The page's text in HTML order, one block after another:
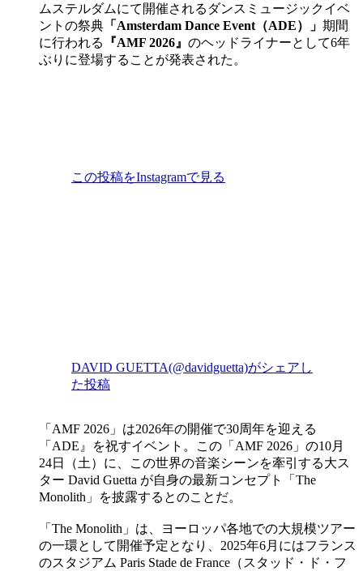
ムステルダムにて開催されるダンスミュージックイベ
ントの祭典 「Amsterdam Dance Event（ADE）」 期間
に行われる
『AMF 2026』 のヘッドライナーとして6年
ぶりに登場することが発表された。
この投稿をInstagramで見る
DAVID GUETTA(@davidguetta)がシェアし
た投稿
「AMF 2026」は2026年の開催で30周年を迎える
「ADE』を祝すイベント。この「AMF 2026」の10月
24日（土）に、この世界の音楽シーンを牽引する大ス
ター David Guetta が自身の最新コンセプト「The
Monolith」を披露するとのことだ。
「The Monolith」は、ヨーロッパ各地での大規模ツアー
の一環として開催予定となり、2025年6月にはフランス
のスタジアム Paris Stade de France（スタッド・ド・フ